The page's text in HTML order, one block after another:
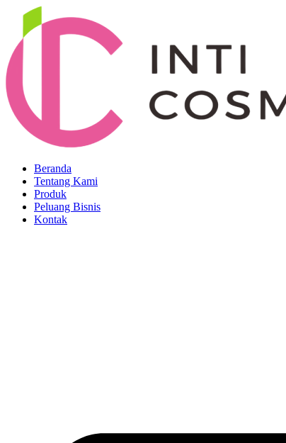
Lewati
konten
Beranda
Tentang Kami
Produk
Peluang Bisnis
Kontak